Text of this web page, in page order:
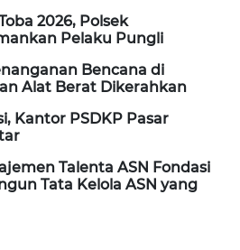
2026, Polsek
Pelaku Pungli
Bencana di
Alat Berat Dikerahkan
Kantor PSDKP Pasar
Talenta ASN Fondasi
Tata Kelola ASN yang